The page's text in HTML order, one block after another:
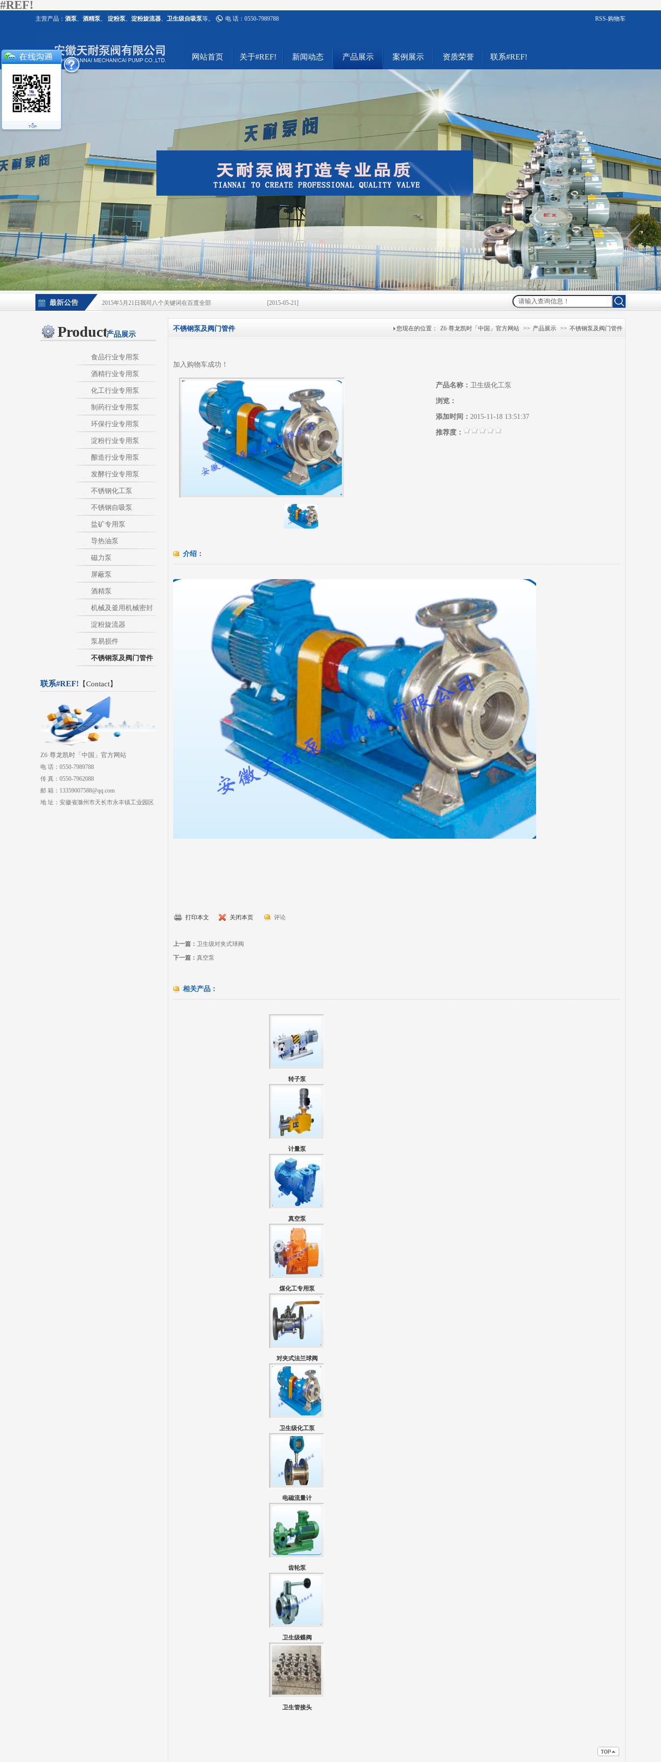
#REF!
主营产品： 酒泵、 酒精泵、 淀粉泵、 淀粉旋流器、 卫生级自吸泵等。 电 话：0550-7989788 RSS-购物车
网站首页 关于#REF! 新闻动态 产品展示 案例展示 资质荣誉 联系#REF!
2015年5月21日我司八个关键词在百度全部 [2015-05-21]
2015年5月21日酒泵百度排名上升 [2015-05-21]
淀粉泵|卫生泵|卫生级自吸泵|淀粉旋流器|不
不锈钢自吸泵|不锈钢化工泵|酒泵|酒精泵|淀
热烈庆祝：我司与天长市千秋在线网络服务有限公
Products产品展示
食品行业专用泵
酒精行业专用泵
化工行业专用泵
制药行业专用泵
环保行业专用泵
淀粉行业专用泵
酿造行业专用泵
发酵行业专用泵
不锈钢化工泵
不锈钢自吸泵
盐矿专用泵
导热油泵
磁力泵
屏蔽泵
酒精泵
机械及釜用机械密封
淀粉旋流器
泵易损件
不锈钢泵及阀门管件
联系#REF! 【Contact】
Z6·尊龙凯时「中国」官方网站
电 话：0550-7989788
传 真：0550-7962088
邮 箱：13359007588@qq.com
地 址：安徽省滁州市天长市永丰镇工业园区
您现在的位置： Z6·尊龙凯时「中国」官方网站 >> 产品展示 >> 不锈钢泵及阀门管件
不锈钢泵及阀门管件
加入购物车成功！
产品名称：卫生级化工泵
浏览：
添加时间：2015-11-18 13:51:37
推荐度：
介绍：
打印本文 关闭本页 评论
上一篇： 卫生级对夹式球阀
下一篇： 真空泵
相关产品：
转子泵
计量泵
真空泵
煤化工专用泵
对夹式法兰球阀
卫生级化工泵
电磁流量计
齿轮泵
卫生级蝶阀
卫生管接头